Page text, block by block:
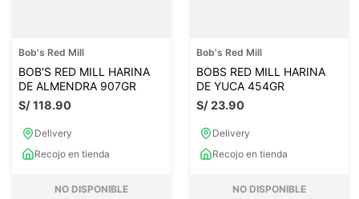
Bob's Red Mill
BOB'S RED MILL HARINA
DE ALMENDRA 907GR
S/118.90
Delivery
Recojo en tienda
NO DISPONIBLE
Bob's Red Mill
BOBS RED MILL HARINA
DE YUCA 454GR
S/23.90
Delivery
Recojo en tienda
NO DISPONIBLE